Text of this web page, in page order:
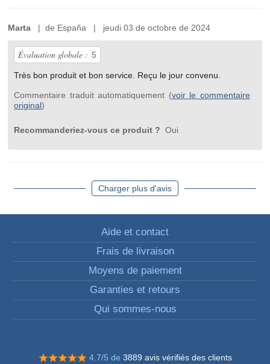
Marta | de España | jeudi 03 de octobre de 2024
Évaluation globale : 5
Très bon produit et bon service. Reçu le jour convenu.
Commentaire traduit automatiquement (voir le commentaire
original)
Recommanderiez-vous ce produit ? Oui
Charger plus d'avis
Aide et contact
Frais de livraison
Moyens de paiement
Garanties et retours
Qui sommes-nous
4.7/5 de 3889 avis vérifiés des clients